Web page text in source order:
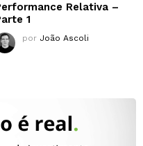
Relativa –
1
por João Ascoli